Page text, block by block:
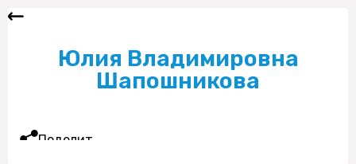
Юлия Владимировна
Шапошникова
Поделиться